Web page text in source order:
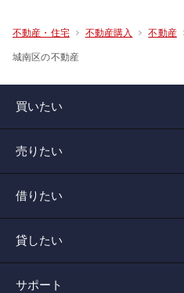
不動産・住宅 不動産購入 不動産
城南区の不動産
買いたい
売りたい
借りたい
貸したい
サポート